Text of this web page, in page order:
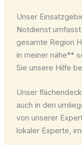
Unser
Notdienst
gesamte Region
in meiner nähe**
Sie unsere Hilfe
Unser
auch in den
von unserer
lokaler Experte,